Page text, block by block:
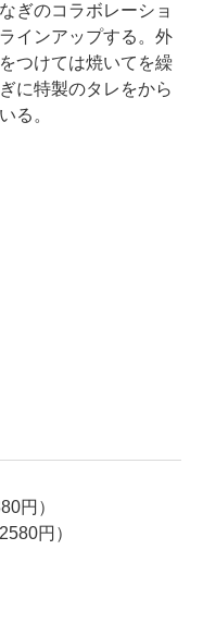
ぎのコラボレーショ
インアップする。外
つけては焼いてを繰
に特製のタレをから
る。
円）
円）